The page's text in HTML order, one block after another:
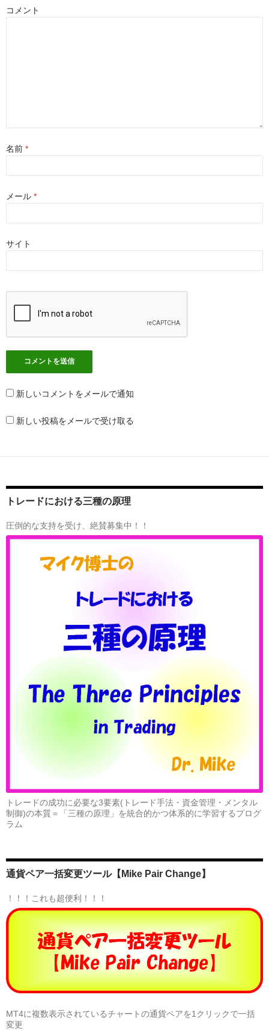
コメント
名前 *
メール *
サイト
新しいコメントをメールで通知
新しい投稿をメールで受け取る
トレードにおける三種の原理
圧倒的な支持を受け、絶賛募集中！！
トレードの成功に必要な3要素(トレード手法・資金管理・メンタル
制御)の本質＝「三種の原理」を統合的かつ体系的に学習するプログ
ラム
通貨ペア一括変更ツール【Mike Pair Change】
！！！これも超便利！！！
MT4に複数表示されているチャートの通貨ペアを1クリックで一括
変更